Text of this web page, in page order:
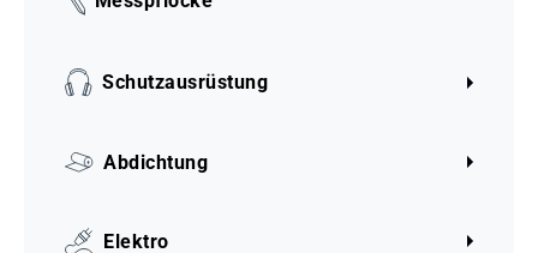
Schutzausrüstung
Abdichtung
Elektro